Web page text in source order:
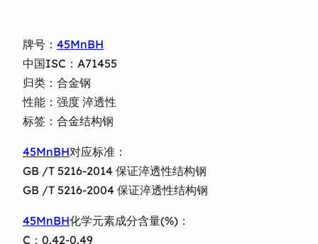
牌号： 45MnBH
中国ISC：A71455
归类：合金钢
性能：强度 淬透性
标签：合金结构钢
45MnBH对应标准：
GB /T 5216-2014 保证淬透性结构钢
GB /T 5216-2004 保证淬透性结构钢
45MnBH化学元素成分含量(%)：
C：0.42-0.49